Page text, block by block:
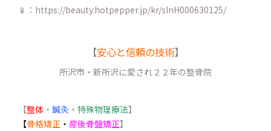
📱：https://beauty.hotpepper.jp/kr/slnH000630125/
【安心と信頼の技術】
所沢市・新所沢に愛され２２年の整骨院
【整体 ・ 鍼灸 ・ 特殊物理療法】
【骨格矯正 ・ 産後骨盤矯正】